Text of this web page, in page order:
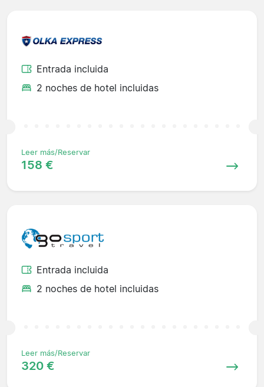
Entrada incluida
2 noches de hotel incluidas
Leer más/Reservar
158 €
Entrada incluida
2 noches de hotel incluidas
Leer más/Reservar
320 €